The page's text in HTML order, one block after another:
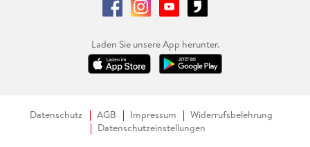
Laden Sie unsere App herunter.
Datenschutz AGB Impressum
Widerrufsbelehrung
Datenschutzeinstellungen